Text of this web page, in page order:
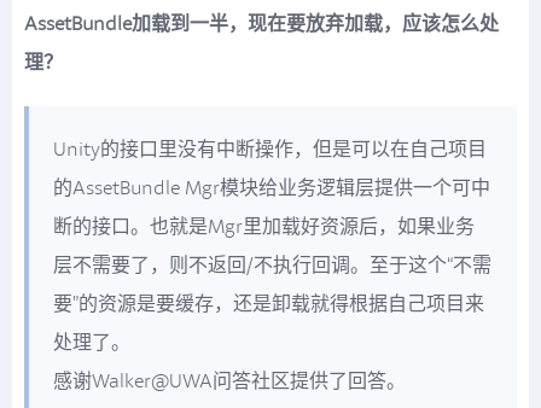
AssetBundle加载到一半，现在要放弃加载，应该怎么处
理？
Unity的接口里没有中断操作，但是可以在自己项目
的AssetBundle Mgr模块给业务逻辑层提供一个可中
断的接口。也就是Mgr里加载好资源后，如果业务
层不需要了，则不返回/不执行回调。至于这个“不需
要”的资源是要缓存，还是卸载就得根据自己项目来
处理了。
感谢Walker@UWA问答社区提供了回答。